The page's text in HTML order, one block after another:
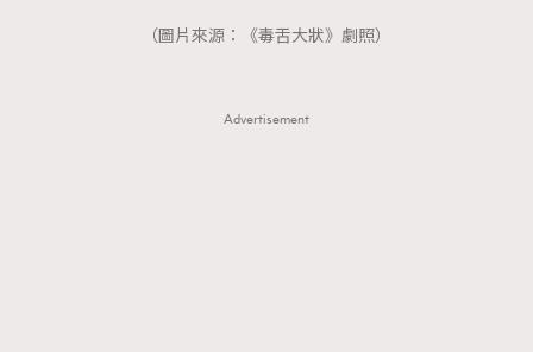
（圖片來源：《毒舌大狀》劇照）
Advertisement